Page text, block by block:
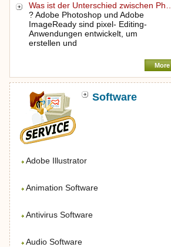
Was ist der Unterschied zwischen Ph…
? Adobe Photoshop und Adobe
ImageReady sind pixel- Editing-
Anwendungen entwickelt, um
erstellen und
More
Software
Adobe Illustrator
Animation Software
Antivirus Software
Audio Software